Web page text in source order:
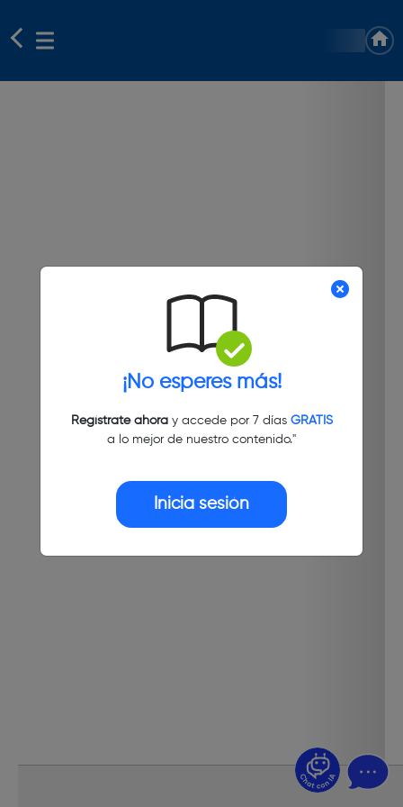
¡No esperes más!
Regístrate ahoray accede por 7 días GRATIS
a lo mejor de nuestro contenido."
Inicia sesión